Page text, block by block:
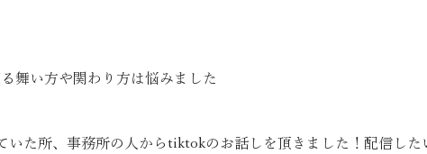
舞い方や関わり方は悩みました
た所、事務所の人からtiktokのお話しを頂きました！配信した